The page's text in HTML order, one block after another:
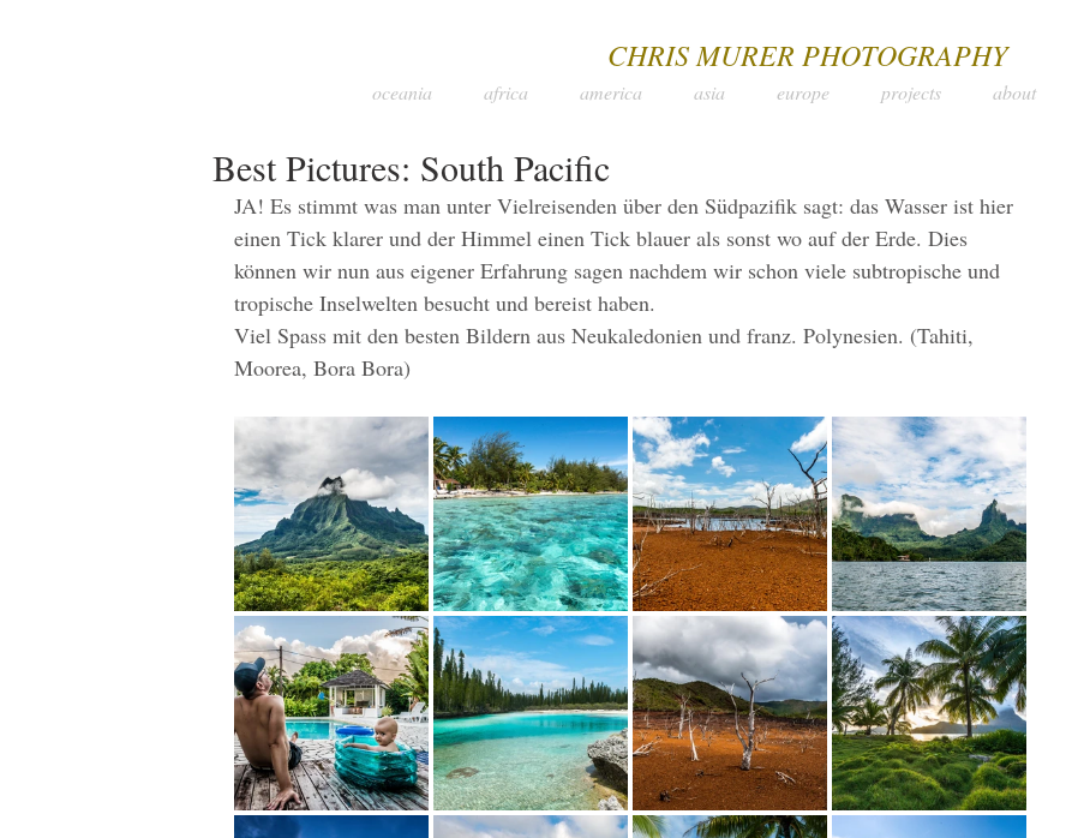
CHRIS MURER PHOTOGRAPHY
oceania africa america asia europe projects about
Best Pictures: South Pacific
JA! Es stimmt was man unter Vielreisenden über den Südpazifik sagt: das Wasser ist hier
einen Tick klarer und der Himmel einen Tick blauer als sonst wo auf der Erde. Dies
können wir nun aus eigener Erfahrung sagen nachdem wir schon viele subtropische und
tropische Inselwelten besucht und bereist haben.
Viel Spass mit den besten Bildern aus Neukaledonien und franz. Polynesien. (Tahiti,
Moorea, Bora Bora)